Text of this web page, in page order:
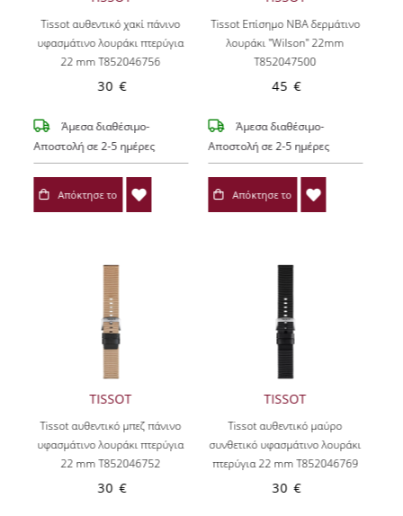
Tissot αυθεντικό χακί πάνινο
υφασμάτινο λουράκι πτερύγια
22 mm T852046756
30 €
Άμεσα διαθέσιμο-
Αποστολή σε 2-5 ημέρες
Απόκτησε το
Tissot Επίσημο NBA δερμάτινο
λουράκι "Wilson" 22mm
T852047500
45 €
Άμεσα διαθέσιμο-
Αποστολή σε 2-5 ημέρες
Απόκτησε το
TISSOT
Tissot αυθεντικό μπεζ πάνινο
υφασμάτινο λουράκι πτερύγια
22 mm T852046752
30 €
TISSOT
Tissot αυθεντικό μαύρο
συνθετικό υφασμάτινο λουράκι
πτερύγια 22 mm T852046769
30 €